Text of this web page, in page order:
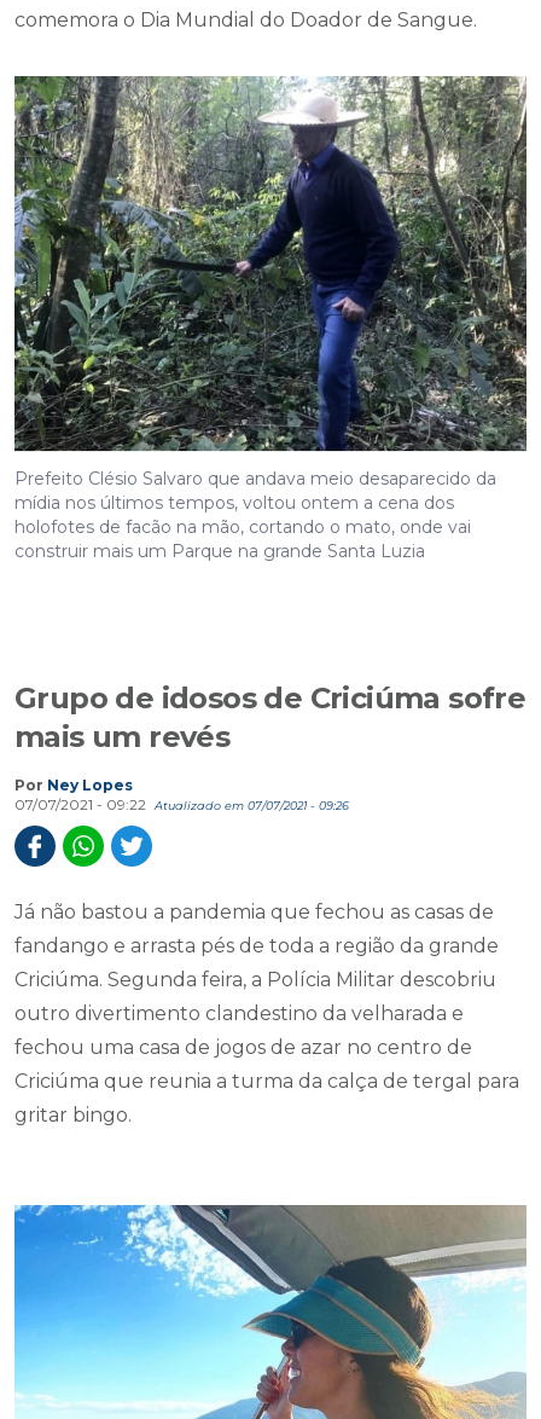
comemora o Dia Mundial do Doador de Sangue.
Prefeito Clésio Salvaro que andava meio desaparecido da
mídia nos últimos tempos, voltou ontem a cena dos
holofotes de facão na mão, cortando o mato, onde vai
construir mais um Parque na grande Santa Luzia
Grupo de idosos de Criciúma sofre
mais um revés
Por Ney Lopes
07/07/2021 - 09:22
Atualizado em 07/07/2021 - 09:26
Já não bastou a pandemia que fechou as casas de
fandango e arrasta pés de toda a região da grande
Criciúma. Segunda feira, a Polícia Militar descobriu
outro divertimento clandestino da velharada e
fechou uma casa de jogos de azar no centro de
Criciúma que reunia a turma da calça de tergal para
gritar bingo.